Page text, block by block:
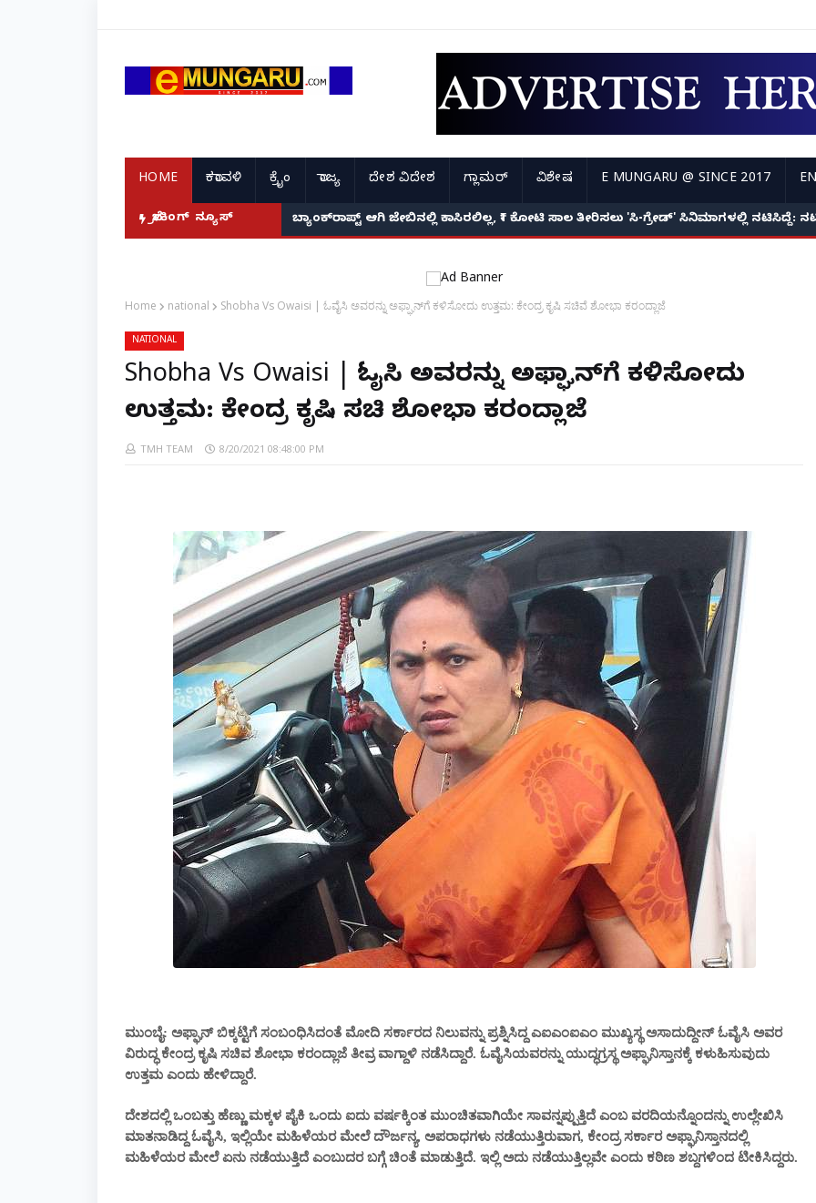
HOME ಕರಾವಳಿ ಕ್ರೈಂ ರಾಜ್ಯ ದೇಶ ವಿದೇಶ ಗ್ಲಾಮರ್ ವಿಶೇಷ E MUNGARU @ SINCE 2017
ಬ್ರೇಕಿಂಗ್ ನ್ಯೂಸ್ ಬ್ಯಾಂಕ್‌ರಾಪ್ಟ್‌ ಆಗಿ ಜೇಬಿನಲ್ಲಿ ಕಾಸಿರಲಿಲ್ಲ, ₹1 ಕೋಟಿ ಸಾಲ ತೀರಿಸಲು 'ಸಿ-ಗ್ರೇಡ್' ಸಿನಿಮಾಗಳಲ್ಲಿ ನಟಿಸಿದ್ದೆ:
Home national Shobha Vs Owaisi | ಓವೈಸಿ ಅವರನ್ನು ಅಫ್ಘಾನ್‌ಗೆ ಕಳಿಸೋದು ಉತ್ತಮ: ಕೇಂದ್ರ ಕೃಷಿ ಸಚಿವೆ ಶೋಭಾ ಕರಂದ್ಲಾಜೆ
NATIONAL
Shobha Vs Owaisi | ಓವೈಸಿ ಅವರನ್ನು ಅಫ್ಘಾನ್‌ಗೆ ಕಳಿಸೋದು
ಉತ್ತಮ: ಕೇಂದ್ರ ಕೃಷಿ ಸಚಿವೆ ಶೋಭಾ ಕರಂದ್ಲಾಜೆ
TMH TEAM 8/20/2021 08:48:00 PM
ಮುಂಬೈ: ಅಫ್ಘಾನ್ ಬಿಕ್ಕಟ್ಟಿಗೆ ಸಂಬಂಧಿಸಿದಂತೆ ಮೋದಿ ಸರ್ಕಾರದ ನಿಲುವನ್ನು ಪ್ರಶ್ನಿಸಿದ್ದ ಎಐಎಂಐಎಂ ಮುಖ್ಯಸ್ಥ ಅಸಾದುದ್ದೀನ್ ಓವೈಸಿ ಅವರ
ವಿರುದ್ಧ ಕೇಂದ್ರ ಕೃಷಿ ಸಚಿವ ಶೋಭಾ ಕರಂದ್ಲಾಜೆ ತೀವ್ರ ವಾಗ್ದಾಳಿ ನಡೆಸಿದ್ದಾರೆ. ಓವೈಸಿಯವರನ್ನು ಯುದ್ಧಗ್ರಸ್ಥ ಅಫ್ಘಾನಿಸ್ತಾನಕ್ಕೆ ಕಳುಹಿಸುವುದು
ಉತ್ತಮ ಎಂದು ಹೇಳಿದ್ದಾರೆ.
ದೇಶದಲ್ಲಿ ಒಂಬತ್ತು ಹೆಣ್ಣು ಮಕ್ಕಳ ಪೈಕಿ ಒಂದು ಐದು ವರ್ಷಕ್ಕಿಂತ ಮುಂಚಿತವಾಗಿಯೇ ಸಾವನ್ನಪ್ಪುತ್ತಿದೆ ಎಂಬ ವರದಿಯನ್ನೊಂದನ್ನು ಉಲ್ಲೇಖಿಸಿ
ಮಾತನಾಡಿದ್ದ ಓವೈಸಿ, ಇಲ್ಲಿಯೇ ಮಹಿಳೆಯರ ಮೇಲೆ ದೌರ್ಜನ್ಯ, ಅಪರಾಧಗಳು ನಡೆಯುತ್ತಿರುವಾಗ, ಕೇಂದ್ರ ಸರ್ಕಾರ ಅಫ್ಘಾನಿಸ್ತಾನದಲ್ಲಿ
ಮಹಿಳೆಯರ ಮೇಲೆ ಏನು ನಡೆಯುತ್ತಿದೆ ಎಂಬುದರ ಬಗ್ಗೆ ಚಿಂತೆ ಮಾಡುತ್ತಿದೆ. ಇಲ್ಲಿ ಅದು ನಡೆಯುತ್ತಿಲ್ಲವೇ ಎಂದು ಕಠಿಣ ಶಬ್ದಗಳಿಂದ ಟೀಕಿಸಿದ್ದರು.